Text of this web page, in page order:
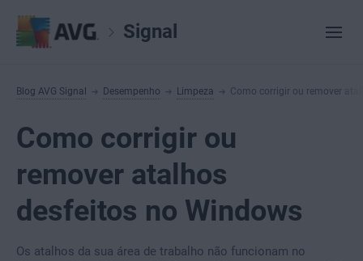
Signal
Blog AVG Signal Desempenho Limpeza Como corrigir ou remover
Como corrigir ou
remover atalhos
desfeitos no Windows
Os atalhos da sua área de trabalho não funcionam no